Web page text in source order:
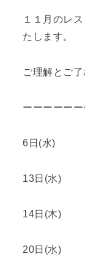
１１月のレ
たします。
ご理解とご
ーーーーー
6日(水)
13日(水)
14日(木)
20日(水)